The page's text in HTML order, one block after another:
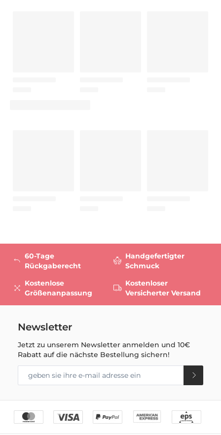
60-Tage
Rückgaberecht
Kostenlose
Größenanpassung
Handgefertigter
Schmuck
Kostenloser
Versicherter Versand
Newsletter
Jetzt zu unserem Newsletter anmelden und10€
Rabatt auf die nächste Bestellung sichern!